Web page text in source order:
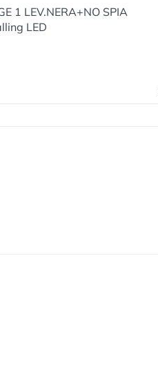
1 LEV.NERA+NO SPIA
LED